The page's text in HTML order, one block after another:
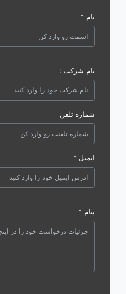
نام شرکت :
شماره تلفن
ایمیل *